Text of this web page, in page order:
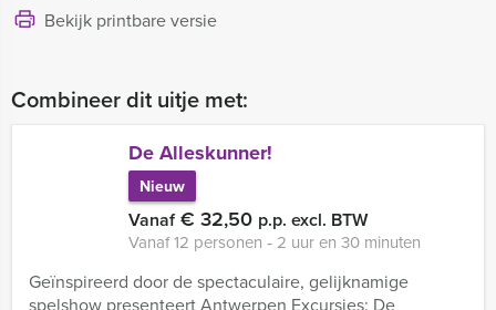
Bekijk printbare versie
Combineer dit uitje met:
De Alleskunner!
Nieuw
Vanaf€ 32,50 p.p. excl. BTW
Vanaf 12 personen ‐ 2 uur en 30 minuten
Geïnspireerd door de spectaculaire, gelijknamige
spelshow presenteert Antwerpen Excursies: De